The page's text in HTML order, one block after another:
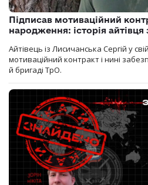
Підписав мотиваційний
народження: історія
Айтівець із Лисичанська Сергій у
мотиваційний контракт і нині
й бригаді ТрО.